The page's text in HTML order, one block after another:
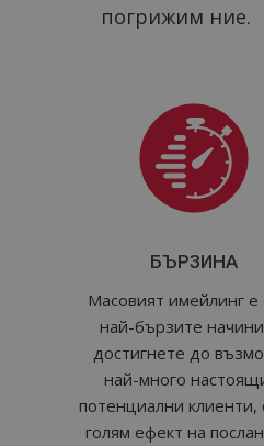
погрижим ние.
БЪРЗИНА
Масовият имейлинг е
най-бързите
достигнете до
най-много
потенциални клиенти,
голям ефект на